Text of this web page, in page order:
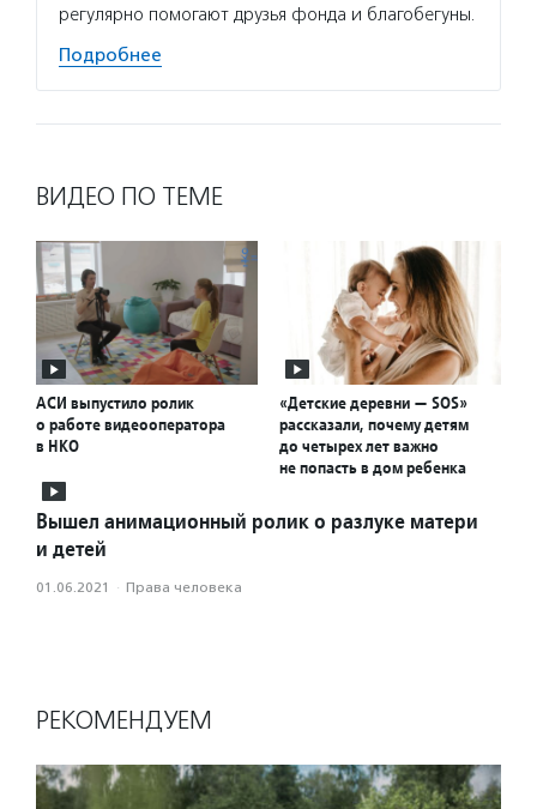
регулярно помогают друзья фонда и благобегуны.
Подробнее
ВИДЕО ПО ТЕМЕ
АСИ выпустило ролик
о работе видеооператора
в НКО
«Детские деревни — SOS»
рассказали, почему детям
до четырех лет важно
не попасть в дом ребенка
Вышел анимационный ролик о разлуке матери
и детей
01.06.2021 · Права человека
РЕКОМЕНДУЕМ